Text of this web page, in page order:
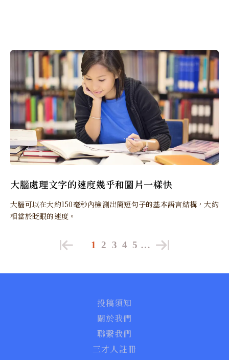
大腦處理文字的速度幾乎和圖片一樣快
大腦可以在大約150毫秒內檢測出簡短句子的基本語言結構，大約
相當於眨眼的速度。
1 2 3 4 5 …
投稿須知
關於我們
聯繫我們
三才人註冊